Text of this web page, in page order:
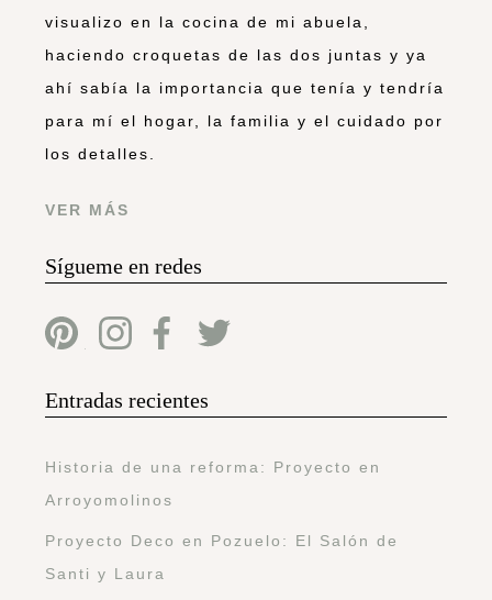
visualizo en la cocina de mi abuela,
haciendo croquetas de las dos juntas y ya
ahí sabía la importancia que tenía y tendría
para mí el hogar, la familia y el cuidado por
los detalles.
VER MÁS
Sígueme en redes
Entradas recientes
Historia de una reforma: Proyecto en
Arroyomolinos
Proyecto Deco en Pozuelo: El Salón de
Santi y Laura